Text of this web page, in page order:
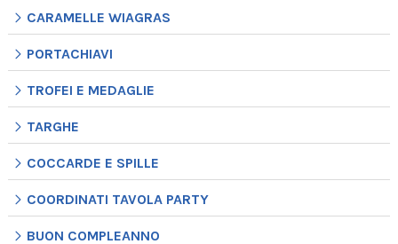
CARAMELLE WIAGRAS
PORTACHIAVI
TROFEI E MEDAGLIE
TARGHE
COCCARDE E SPILLE
COORDINATI TAVOLA PARTY
BUON COMPLEANNO